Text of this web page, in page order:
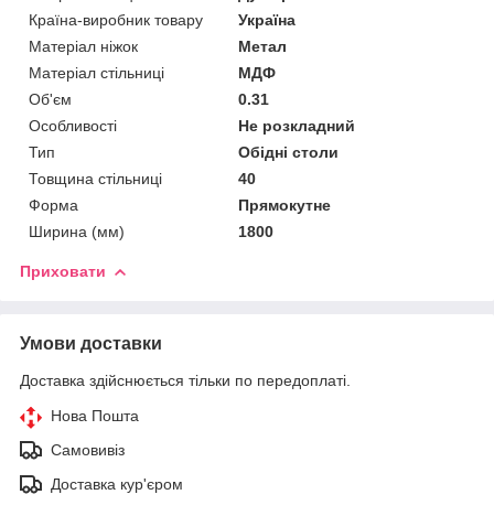
Країна-виробник товару
Україна
Матеріал ніжок
Метал
Матеріал стільниці
МДФ
Об'єм
0.31
Особливості
Не розкладний
Тип
Обідні столи
Товщина стільниці
40
Форма
Прямокутне
Ширина (мм)
1800
Приховати
Умови доставки
Доставка здійснюється тільки по передоплаті.
Нова Пошта
Самовивіз
Доставка кур'єром